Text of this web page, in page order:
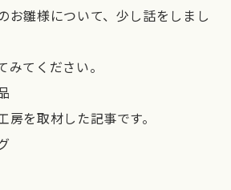
お雛様について、少し話をしまし
みてください。
房を取材した記事です。